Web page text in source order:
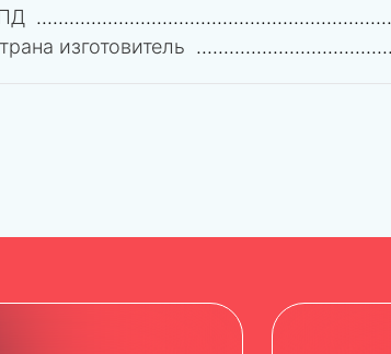
изготовитель